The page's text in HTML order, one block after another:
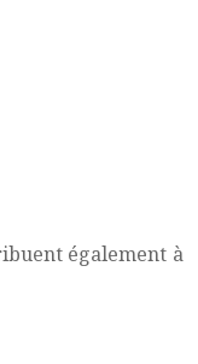
également à